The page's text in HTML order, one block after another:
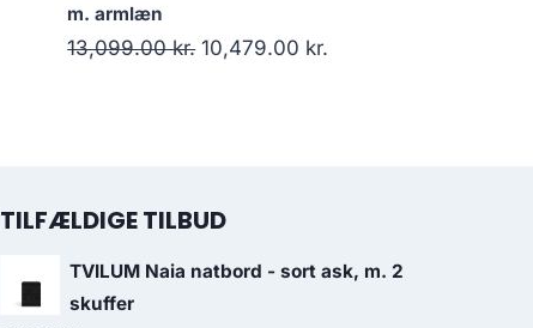
m. armlæn
13,099.00kr. 10,479.00 kr.
TILFÆLDIGE TILBUD
TVILUM Naia natbord - sort ask, m. 2
skuffer